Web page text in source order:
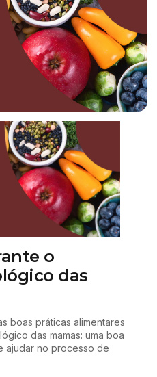
o
das
boas práticas alimentares
das mamas: uma boa
ajudar no processo de